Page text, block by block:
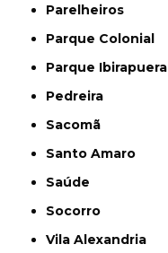
Parelheiros
Parque Colonial
Parque Ibirapuera
Pedreira
Sacomã
Santo Amaro
Saúde
Socorro
Vila Alexandria